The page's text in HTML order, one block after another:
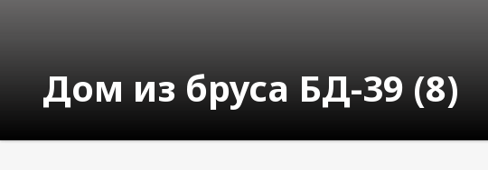
Дом из бруса БД-39 (8)